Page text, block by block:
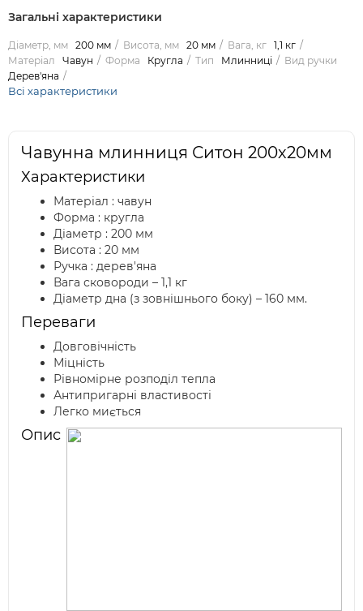
Загальні характеристики
Діаметр, мм 200 мм Висота, мм 20 мм Вага, кг 1,1 кг
Матеріал
Чавун Форма Кругла Тип Млинниці
Вид ручки
Дерев'яна
Всі характеристики
Чавунна млинниця Ситон 200х20мм
Характеристики
Матеріал : чавун
Форма : кругла
Діаметр : 200 мм
Висота : 20 мм
Ручка : дерев'яна
Вага сковороди – 1,1 кг
Діаметр дна (з зовнішнього боку) – 160 мм.
Переваги
Довговічність
Міцність
Рівномірне розподіл тепла
Антипригарні властивості
Легко миється
Опис